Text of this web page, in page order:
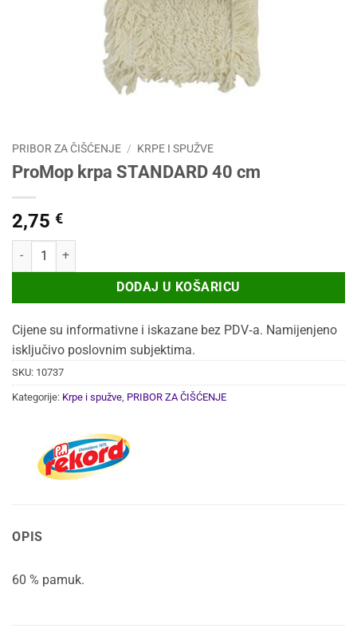
PRIBOR ZA ČIŠĆENJE / KRPE I SPUŽVE
ProMop krpa STANDARD 40 cm
2,75 €
ProMop krpa STANDARD 40 cm količina
DODAJ U KOŠARICU
Cijene su informativne i iskazane bez PDV‑a. Namijenjeno
isključivo poslovnim subjektima.
SKU: 10737
Kategorije: Krpe i spužve PRIBOR ZA ČIŠĆENJE
OPIS
60 % pamuk.